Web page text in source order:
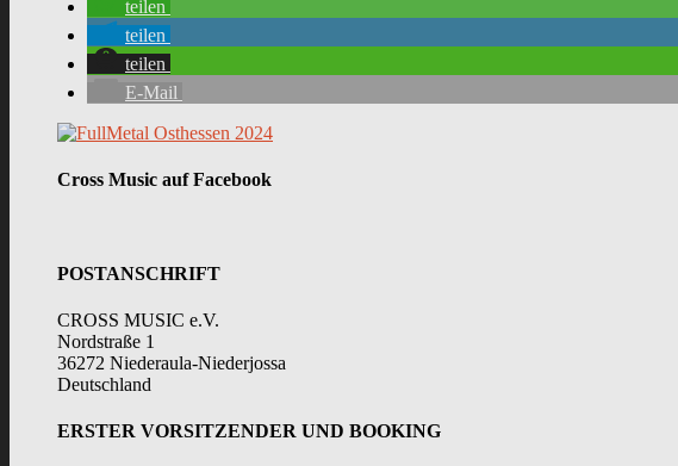
teilen
teilen
teilen
E-Mail
Cross Music auf Facebook
POSTANSCHRIFT
CROSS MUSIC e.V.
Nordstraße 1
36272 Niederaula-Niederjossa
Deutschland
ERSTER VORSITZENDER UND BOOKING